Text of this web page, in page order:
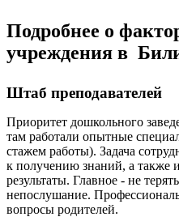
Подробнее о
учреждения в
Штаб преподавателей
Приоритет дошкольного
там работали опытные
стажем работы). Задача
к получению знаний, а также
результаты. Главное - не
непослушание.
вопросы родителей.